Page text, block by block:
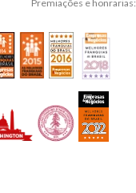
Premiações e honrarias: